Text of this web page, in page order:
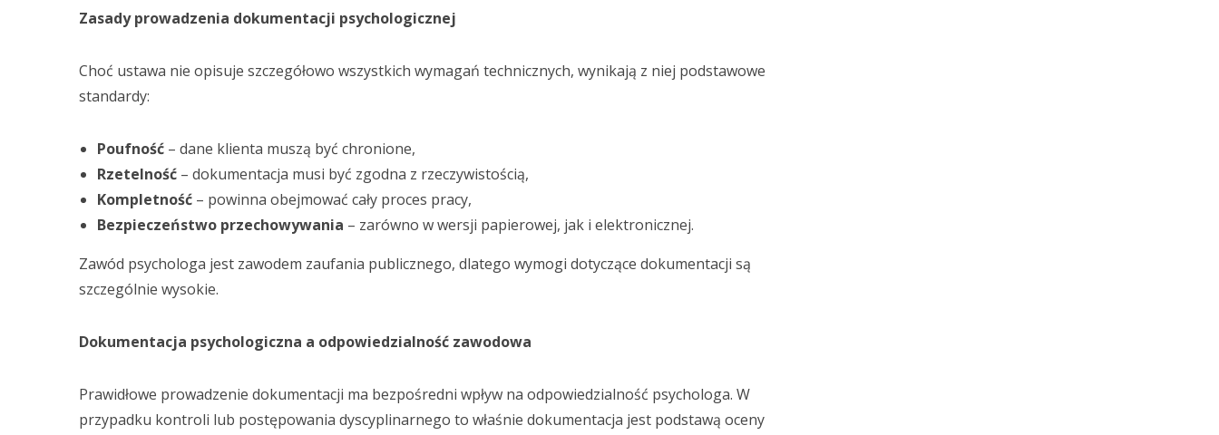
Zasady prowadzenia dokumentacji psychologicznej
Choć ustawa nie opisuje szczegółowo wszystkich wymagań technicznych, wynikają z niej podstawowe
standardy:
Poufność – dane klienta muszą być chronione,
Rzetelność – dokumentacja musi być zgodna z rzeczywistością,
Kompletność – powinna obejmować cały proces pracy,
Bezpieczeństwo przechowywania – zarówno w wersji papierowej, jak i elektronicznej.
Zawód psychologa jest zawodem zaufania publicznego, dlatego wymogi dotyczące dokumentacji są
szczególnie wysokie.
Dokumentacja psychologiczna a odpowiedzialność zawodowa
Prawidłowe prowadzenie dokumentacji ma bezpośredni wpływ na odpowiedzialność psychologa. W
przypadku kontroli lub postępowania dyscyplinarnego to właśnie dokumentacja jest podstawą oceny